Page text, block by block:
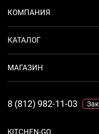
KITCHEN-GO
КОМПАНИЯ
КАТАЛОГ
МАГАЗИН
8 (812) 982-11-03